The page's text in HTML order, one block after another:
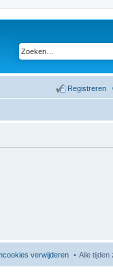
Registreren
Alle tijden
verwijderen